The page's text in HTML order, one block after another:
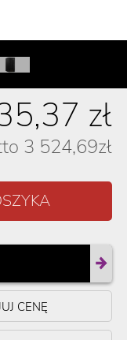
zł
3 524,69zł
CENĘ